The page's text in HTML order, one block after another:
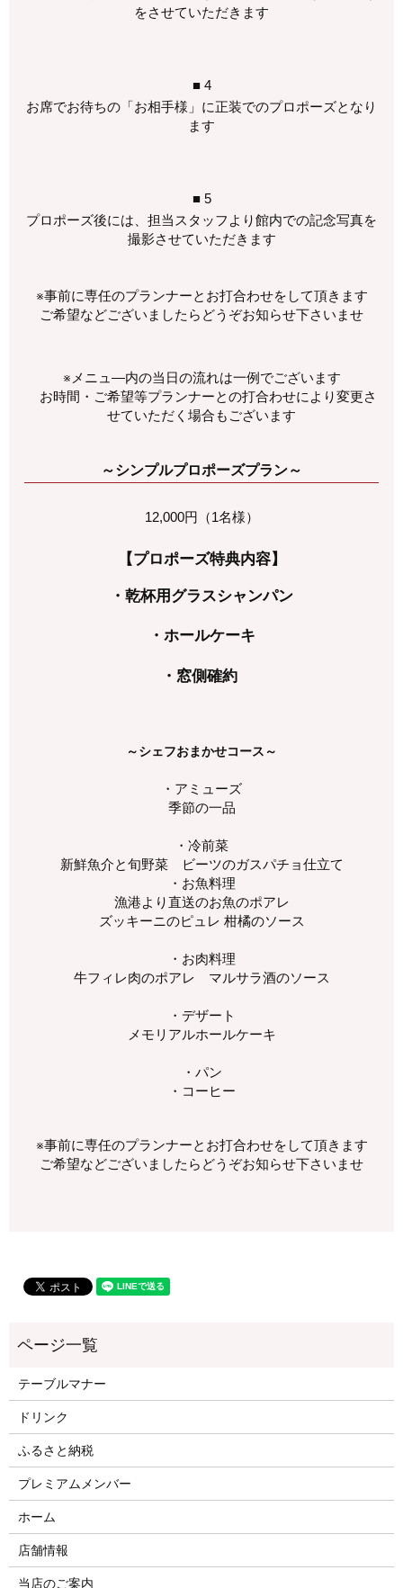
をさせていただきます
■ 4
お席でお待ちの「お相手様」に正装でのプロポーズとなり
ます
■ 5
プロポーズ後には、担当スタッフより館内での記念写真を
撮影させていただきます
※事前に専任のプランナーとお打合わせをして頂きます
ご希望などございましたらどうぞお知らせ下さいませ
※メニュ―内の当日の流れは一例でございます
お時間・ご希望等プランナーとの打合わせにより変更さ
せていただく場合もございます
～シンプルプロポーズプラン～
12,000円（1名様）
【プロポーズ特典内容】
・乾杯用グラスシャンパン
・ホールケーキ
・窓側確約
～シェフおまかせコース～
・アミューズ
季節の一品
・冷前菜
新鮮魚介と旬野菜 ビーツのガスパチョ仕立て
・お魚料理
漁港より直送のお魚のポアレ
ズッキーニのピュレ 柑橘のソース
・お肉料理
牛フィレ肉のポアレ マルサラ酒のソース
・デザート
メモリアルホールケーキ
・パン
・コーヒー
※事前に専任のプランナーとお打合わせをして頂きます
ご希望などございましたらどうぞお知らせ下さいませ
テーブルマナー
ドリンク
ふるさと納税
プレミアムメンバー
ホーム
店舗情報
当店のご案内